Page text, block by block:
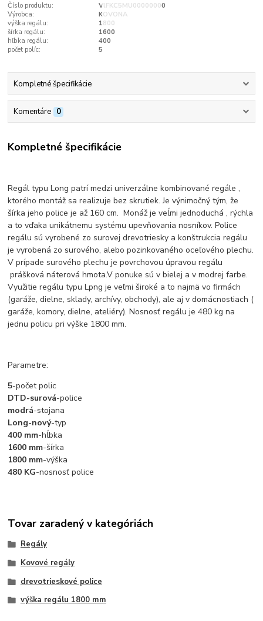
Číslo produktu:
VlFKC5MU00000000
Výrobca:
KOVONA
výška regálu:
1800
šírka regálu:
1600
hľbka regálu:
400
počet políc:
5
Kompletné špecifikácie
Komentáre 0
Kompletné špecifikácie
Regál typu Long patrí medzi univerzálne kombinované regále ,
ktorého montáž sa realizuje bez skrutiek. Je výnimočný tým, že
šírka jeho police je až 160 cm. Monáž je veĺmi jednoduchá , rýchla
a to vďaka unikátnemu systému upevňovania nosníkov. Police
regálu sú vyrobené zo surovej drevotriesky a konštrukcia regálu
je vyrobená zo surového, alebo pozinkovaného oceľového plechu.
V prípade surového plechu je povrchovou úpravou regálu
prášková náterová hmota.V ponuke sú v bielej a v modrej farbe.
Využitie regálu typu Lpng je veľmi široké a to najmä vo firmách
(garáže, dielne, sklady, archívy, obchody), ale aj v domácnostiach (
garáže, komory, dielne, ateliéry). Nosnosť regálu je 480 kg na
jednu policu pri výške 1800 mm.
Parametre:
5-počet polic
DTD-surová-police
modrá-stojana
Long-nový-typ
400 mm-hĺbka
1600 mm-šírka
1800 mm-výška
480 KG-nosnosť police
Tovar zaradený v kategóriách
Regály
Kovové regály
drevotrieskové police
výška regálu 1800 mm